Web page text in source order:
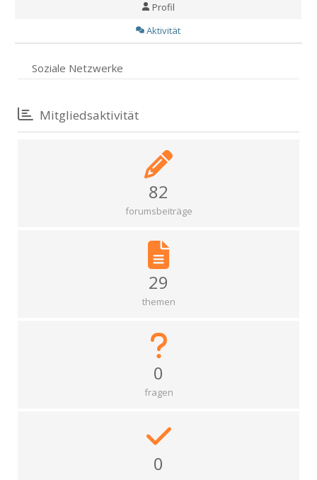
Profil
Aktivität
Soziale Netzwerke
Mitgliedsaktivität
82
forumsbeiträge
29
themen
0
fragen
0